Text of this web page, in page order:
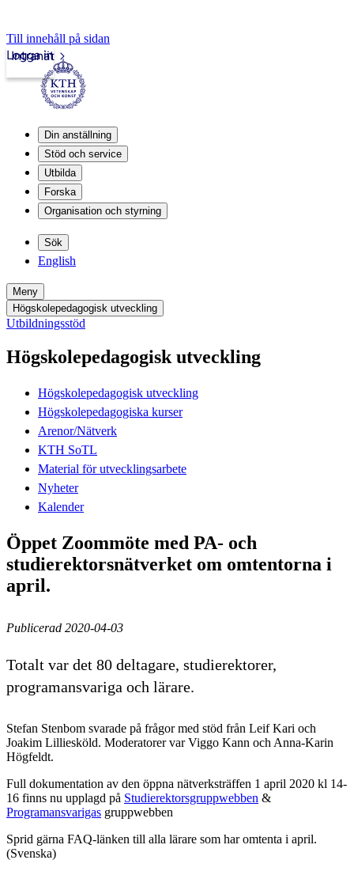
Till innehåll på sidan
Intranät
Logga in
Din anställning
Stöd och service
Utbilda
Forska
Organisation och styrning
Sök
English
Meny
Högskolepedagogisk utveckling
Utbildningsstöd
Högskolepedagogisk utveckling
Högskolepedagogisk utveckling
Högskolepedagogiska kurser
Arenor/Nätverk
KTH SoTL
Material för utvecklingsarbete
Nyheter
Kalender
Öppet Zoommöte med PA- och
studierektorsnätverket om omtentorna i
april.
Publicerad 2020-04-03
Totalt var det 80 deltagare, studierektorer,
programansvariga och lärare.
Stefan Stenbom svarade på frågor med stöd från Leif Kari och
Joakim Lilliesköld. Moderatorer var Viggo Kann och Anna-Karin
Högfeldt.
Full dokumentation av den öppna nätverksträffen 1 april 2020 kl 14-
16 finns nu upplagd på Studierektorsgruppwebben &
Programansvarigas gruppwebben
Sprid gärna FAQ-länken till alla lärare som har omtenta i april.
(Svenska)